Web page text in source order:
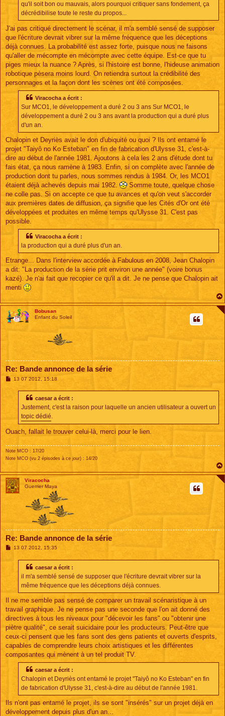
qu'il soit bon ou mauvais, alors pourquoi critiquer sans fondement, ça
décrédibilise toute le reste du propos...
J'ai pas critiqué directement le scénar, il m'a semblé sensé de supposer
que l'écriture devrait vibrer sur la même fréquence que les déceptions
déjà connues. La probabilité est assez forte, puisque nous ne faisons
qu'aller de mécompte en mécompte avec cette équipe. Est-ce que tu
piges mieux la nuance ? Après, si l'histoire est bonne, l'hideuse animation
robotique pèsera moins lourd. On retiendra surtout la crédibilité des
personnages et la façon dont les scènes ont été composées.
Viracocha a écrit :
Sur MCO1, le développement a duré 2 ou 3 ans Sur MCO1, le
développement a duré 2 ou 3 ans avant la production qui a duré plus
d'un an.
Chalopin et Deyriès avait le don d'ubiquité ou quoi ? Ils ont entamé le
projet "Taiyô no Ko Esteban" en fin de fabrication d'Ulysse 31, c'est-à-
dire au début de l'année 1981. Ajoutons à cela les 2 ans d'étude dont tu
fais état, ça nous ramène à 1983. Enfin, si on complète avec l'année de
production dont tu parles, nous sommes rendus à 1984. Or, les MCO1
étaient déjà achevés depuis mai 1982.
Somme toute, quelque chose
ne colle pas. Si on accepte ce que tu avances et qu'on veut s'accorder
aux premières dates de diffusion, ça signifie que les Cités d'Or ont été
développées et produites en même temps qu'Ulysse 31. C'est pas
possible.
Viracocha a écrit :
la production qui a duré plus d'un an.
Etrange... Dans l'interview accordée à Fabulous en 2008, Jean Chalopin
a dit: "La production de la série prit environ une année" (voire bonus
kazé). Je n'ai fait que recopier ce qu'il a dit. Je ne pense que Chalopin ait
menti
Bobusan
Enfant du Soleil
Re: Bande annonce de la série
M13 07 2012, 15:18
caesar a écrit :
Justement, c'est la raison pour laquelle un ancien utilisateur a ouvert un
topic dédié.
Ouach, fallait le trouver celui-là, merci pour le lien.
Note MCO : 17/20
Note MCO (vu 2 épisodes à ce jour) : 14/20
Viracocha
Guerrier Maya
Re: Bande annonce de la série
M
13 07 2012, 15:35
caesar a écrit :
il m'a semblé sensé de supposer que l'écriture devrait vibrer sur la
même fréquence que les déceptions déjà connues.
Il ne me semble pas sensé de comparer un travail scénaristique à un
travail graphique. Je ne pense pas une seconde que l'on ait donné des
directives à tous les niveaux pour "décevoir les fans" ou "obtenir une
piètre qualité", ce serait suicidaire pour les producteurs. Peut-être que
ceux-ci pensent que les fans sont des gens patients et ouverts d'esprits,
capables de comprendre leurs choix artistiques et les différentes
composantes qui mènent à un tel produit TV.
caesar a écrit :
Chalopin et Deyriès ont entamé le projet "Taiyô no Ko Esteban" en fin
de fabrication d'Ulysse 31, c'est-à-dire au début de l'année 1981.
Ils n'ont pas entamé le projet, ils se sont "insérés" sur un projet déjà en
développement depuis plus d'un an...